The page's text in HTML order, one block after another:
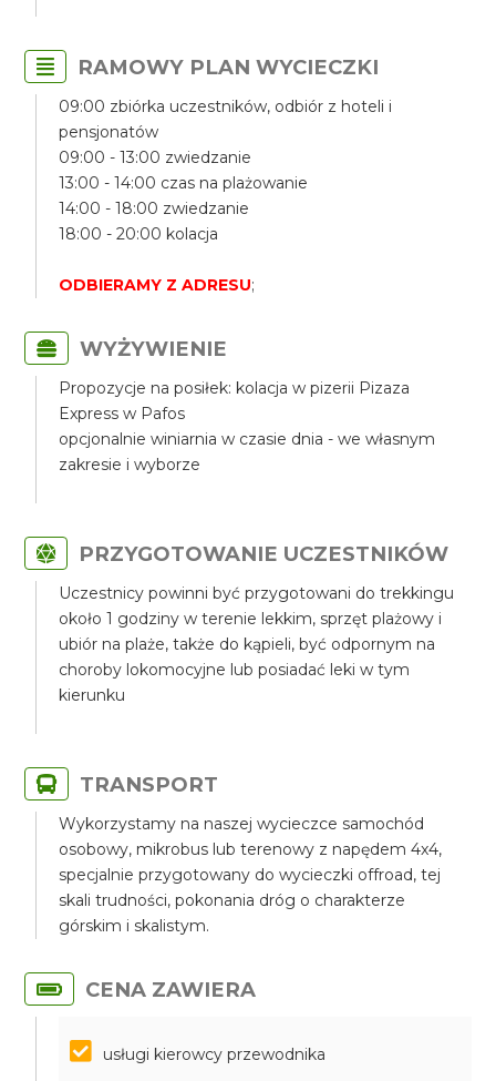
RAMOWY PLAN WYCIECZKI
09:00 zbiórka uczestników, odbiór z hoteli i
pensjonatów
09:00 - 13:00 zwiedzanie
13:00 - 14:00 czas na plażowanie
14:00 - 18:00 zwiedzanie
18:00 - 20:00 kolacja
ODBIERAMY Z ADRESU;
WYŻYWIENIE
Propozycje na posiłek: kolacja w pizerii Pizaza
Express w Pafos
opcjonalnie winiarnia w czasie dnia - we własnym
zakresie i wyborze
PRZYGOTOWANIE UCZESTNIKÓW
Uczestnicy powinni być przygotowani do trekkingu
około 1 godziny w terenie lekkim, sprzęt plażowy i
ubiór na plaże, także do kąpieli, być odpornym na
choroby lokomocyjne lub posiadać leki w tym
kierunku
TRANSPORT
Wykorzystamy na naszej wycieczce samochód
osobowy, mikrobus lub terenowy z napędem 4x4,
specjalnie przygotowany do wycieczki offroad, tej
skali trudności, pokonania dróg o charakterze
górskim i skalistym.
CENA ZAWIERA
usługi kierowcy przewodnika